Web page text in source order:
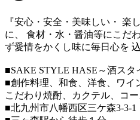
『安心・安全・美味しい・ 楽
に、 食材・水・醤油等にこだ
ず愛情をかくし味に毎日心を
■SAKE STYLE HASE～酒スタ
■創作料理、和食、洋食、ワイ
こだわり焼酎、カクテル、コ
■北九州市八幡西区三ケ森3-3-1